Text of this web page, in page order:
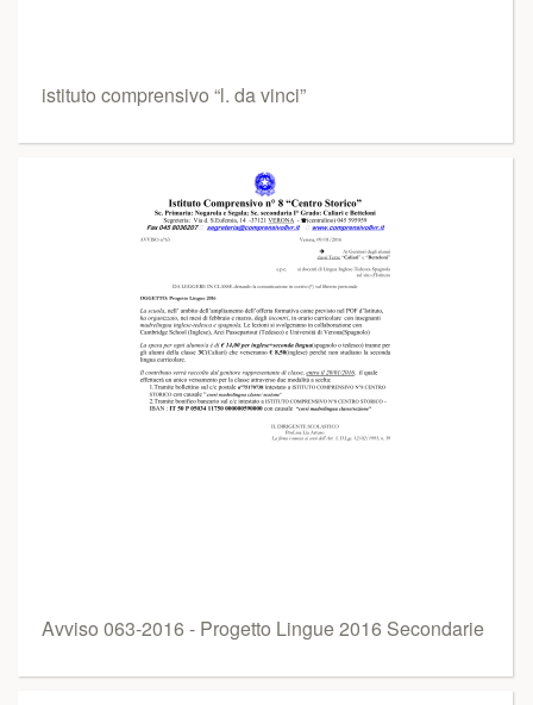
istituto comprensivo “l. da vinci”
Avviso 063-2016 - Progetto Lingue 2016 Secondarie